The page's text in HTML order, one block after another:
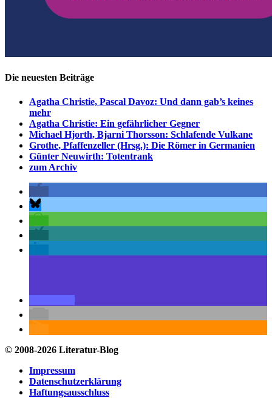
Die neuesten Beiträge
Agatha Christie, Pascal Davoz: Und dann gab’s keines
mehr
Agatha Christie: Ein gefährlicher Gegner
Michael Hjorth, Bjarni Thorsson: Schlafende Vulkane
Grothe, Pfaffenzeller (Hrsg.): Die Römer in Germanien
Günter Neuwirth: Totentrank
zum Archiv
© 2008-2026 Literatur-Blog
Impressum
Datenschutzerklärung
Haftungsausschluss